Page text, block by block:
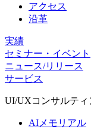
アクセス
沿革
実績
セミナー・イベント
ニュース/リリース
サービス
UI/UXコンサルティ
AIメモリアル